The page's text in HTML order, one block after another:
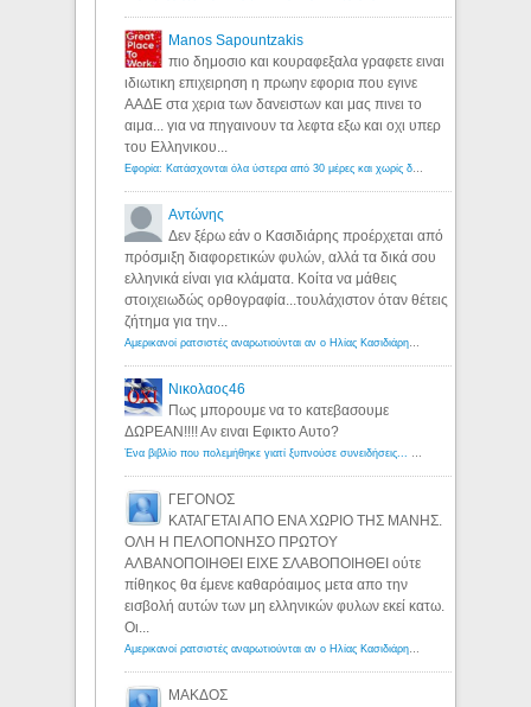
Manos Sapountzakis
πιο δημοσιο και κουραφεξαλα γραφετε ειναι
ιδιωτικη επιχειρηση η πρωην εφορια που εγινε
ΑΑΔΕ στα χερια των δανειστων και μας πινει το
αιμα... για να πηγαινουν τα λεφτα εξω και οχι υπερ
του Ελληνικου...
Εφορία: Κατάσχονται όλα ύστερα από 30 μέρες και χωρίς δικαστικές αποφάσεις - Λόγιος Ερμής
Αντώνης
Δεν ξέρω εάν ο Κασιδιάρης προέρχεται από
πρόσμιξη διαφορετικών φυλών, αλλά τα δικά σου
ελληνικά είναι για κλάματα. Κοίτα να μάθεις
στοιχειωδώς ορθογραφία...τουλάχιστον όταν θέτεις
ζήτημα για την...
Αμερικανοί ρατσιστές αναρωτιούνται αν ο Ηλίας Κασιδιάρης ανήκει στη λευκή φυλή... - Λόγιος Ερμής
Νικολαος46
Πως μπορουμε να το κατεβασουμε
ΔΩΡΕΑΝ!!!! Αν ειναι Εφικτο Αυτο?
Ένα βιβλίο που πολεμήθηκε γιατί ξυπνούσε συνειδήσεις... - Λόγιος Ερμής | Η γνώση ξεκινάει με την αναζήτηση...
ΓΕΓΟΝΟΣ
ΚΑΤΑΓΕΤΑΙ ΑΠΟ ΕΝΑ ΧΩΡΙΟ ΤΗΣ ΜΑΝΗΣ.
ΟΛΗ Η ΠΕΛΟΠΟΝΗΣΟ ΠΡΩΤΟΥ
ΑΛΒΑΝΟΠΟΙΗΘΕΙ ΕΙΧΕ ΣΛΑΒΟΠΟΙΗΘΕΙ ούτε
πίθηκος θα έμενε καθαρόαιμος μετα απο την
εισβολή αυτών των μη ελληνικών φυλων εκεί κατω.
Οι...
Αμερικανοί ρατσιστές αναρωτιούνται αν ο Ηλίας Κασιδιάρης ανήκει στη λευκή φυλή... - Λόγιος Ερμής
ΜΑΚΔΟΣ